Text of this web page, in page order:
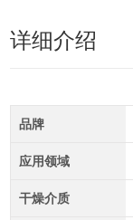
详细介绍
品牌
应用领域
干燥介质